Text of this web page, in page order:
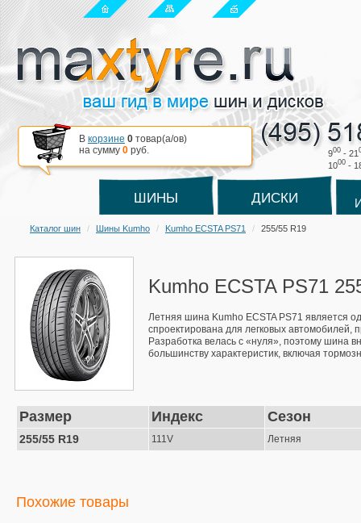
900 - 21
1000 -
В корзине 0 товар(a/ов)
на сумму 0 руб.
ШИНЫ ДИСКИ
Каталог шин Шины Kumho Kumho ECSTA PS71 255/55 R19
Kumho ECSTA PS71
Летняя шина Kumho ECSTA PS71 является
спроектирована для легковых автомобилей,
Разработка велась с «нуля», поэтому шина
большинству характеристик, включая
Размер Индекс Сезон
255/55 R19 111V Летняя
Похожие товары